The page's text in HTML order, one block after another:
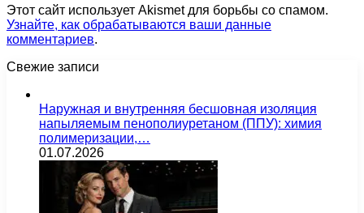
Этот сайт использует Akismet для борьбы со спамом.
Узнайте, как обрабатываются ваши данные
комментариев.
Свежие записи
Наружная и внутренняя бесшовная изоляция
напыляемым пенополиуретаном (ППУ): химия
полимеризации,…
01.07.2026